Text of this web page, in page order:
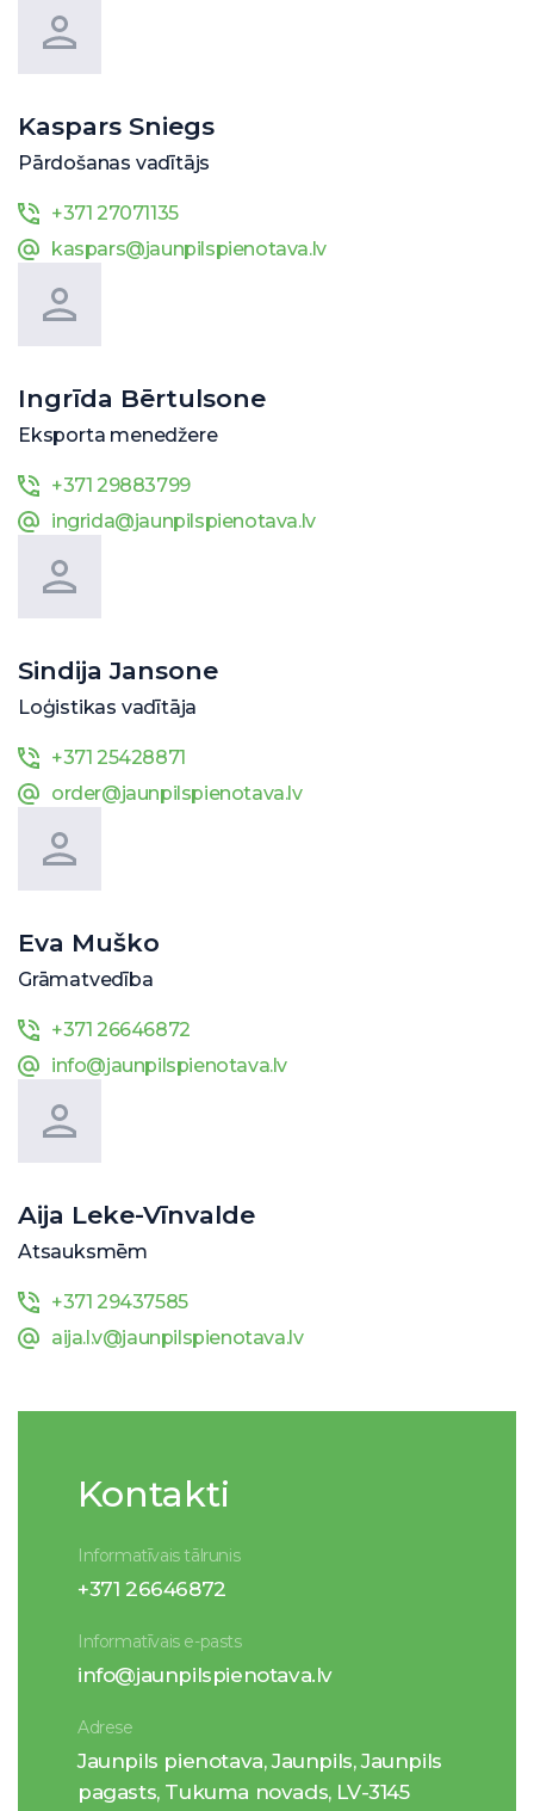
Kaspars Sniegs
Pārdošanas vadītājs
+371 27071135
kaspars@jaunpilspienotava.lv
Ingrīda Bērtulsone
Eksporta menedžere
+371 29883799
ingrida@jaunpilspienotava.lv
Sindija Jansone
Loģistikas vadītāja
+371 25428871
order@jaunpilspienotava.lv
Eva Muško
Grāmatvedība
+371 26646872
info@jaunpilspienotava.lv
Aija Leke-Vīnvalde
Atsauksmēm
+371 29437585
aija.l.v@jaunpilspienotava.lv
Kontakti
Informatīvais tālrunis
+371 26646872
Informatīvais e-pasts
info@jaunpilspienotava.lv
Adrese
Jaunpils pienotava, Jaunpils, Jaunpils
pagasts, Tukuma novads, LV-3145